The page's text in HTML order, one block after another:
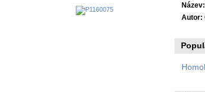
Název:
Autor: